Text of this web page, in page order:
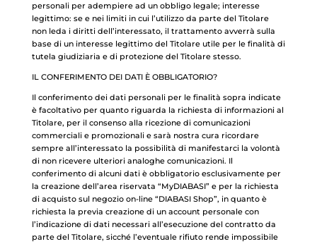
personali per adempiere ad un obbligo legale; interesse
legittimo: se e nei limiti in cui l’utilizzo da parte del Titolare
non leda i diritti dell’interessato, il trattamento avverrà sulla
base di un interesse legittimo del Titolare utile per le finalità di
tutela giudiziaria e di protezione del Titolare stesso.
IL CONFERIMENTO DEI DATI È OBBLIGATORIO?
Il conferimento dei dati personali per le finalità sopra indicate
è facoltativo per quanto riguarda la richiesta di informazioni al
Titolare, per il consenso alla ricezione di comunicazioni
commerciali e promozionali e sarà nostra cura ricordare
sempre all’interessato la possibilità di manifestarci la volontà
di non ricevere ulteriori analoghe comunicazioni. Il
conferimento di alcuni dati è obbligatorio esclusivamente per
la creazione dell’area riservata “MyDIABASI” e per la richiesta
di acquisto sul negozio on-line “DIABASI Shop”, in quanto è
richiesta la previa creazione di un account personale con
l’indicazione di dati necessari all’esecuzione del contratto da
parte del Titolare, sicché l’eventuale rifiuto rende impossibile